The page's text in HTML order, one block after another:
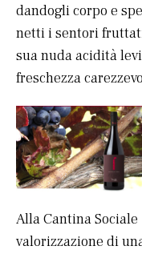
dandogli corpo e
netti i sentori
sua nuda acidità
freschezza
Alla Cantina
valorizzazione di